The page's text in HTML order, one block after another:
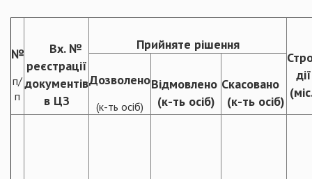
№
п/
п
Вх. №
реєстрації
документів
в ЦЗ
Прийняте рішення
дії
Дозволено
(к-ть осіб)
Відмовлено
(к-ть осіб)
Скасовано
(к-ть осіб)